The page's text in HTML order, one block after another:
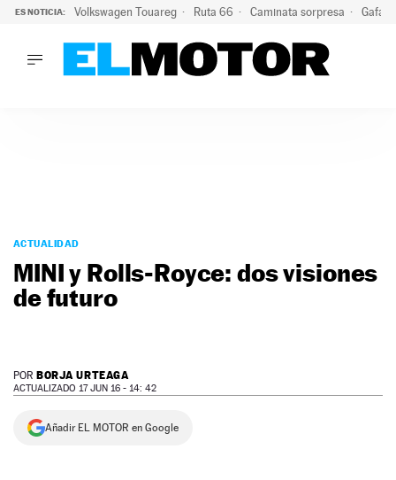
ES NOTICIA: Volkswagen Touareg Ruta 66 Caminata sorpresa Gafas
PODCAST
MOTOS
TECNOLOGÍA
SERVICIOS
NEWSLETTER
ACTUALIDAD
MINI y Rolls-Royce: dos visiones
de futuro
POR BORJA URTEAGA
ACTUALIZADO 17 JUN 16 - 14: 42
Añadir EL MOTOR en Google